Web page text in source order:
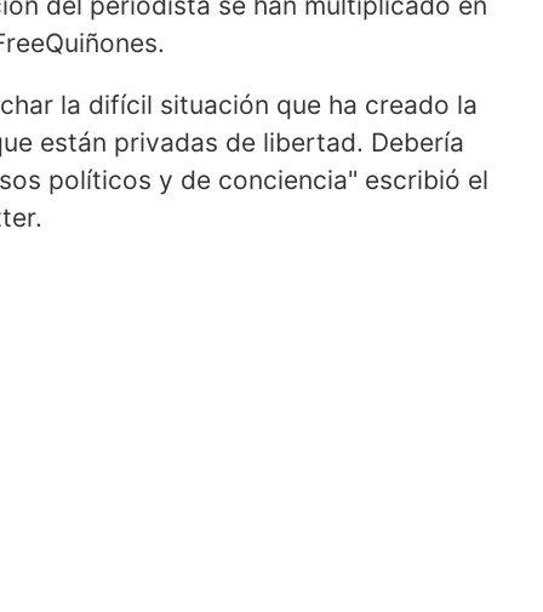
la difícil situación que ha creado la
están privadas de libertad. Debería
políticos y de conciencia" escribió el